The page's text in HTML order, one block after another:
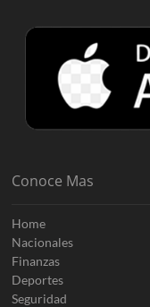
Conoce Mas
Home
Nacionales
Finanzas
Deportes
Seguridad